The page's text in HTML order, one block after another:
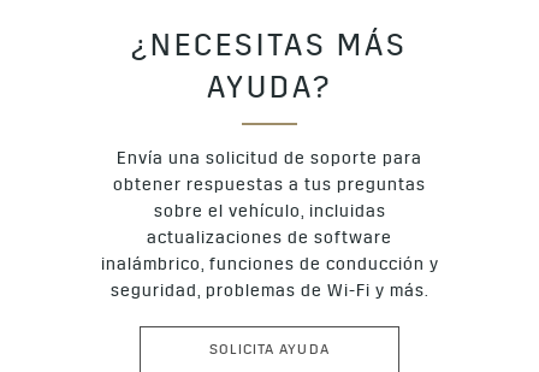
¿NECESITAS MÁS
AYUDA?
Envía una solicitud de soporte para
obtener respuestas a tus preguntas
sobre el vehículo, incluidas
actualizaciones de software
inalámbrico, funciones de conducción y
seguridad, problemas de Wi-Fi y más.
SOLICITA AYUDA